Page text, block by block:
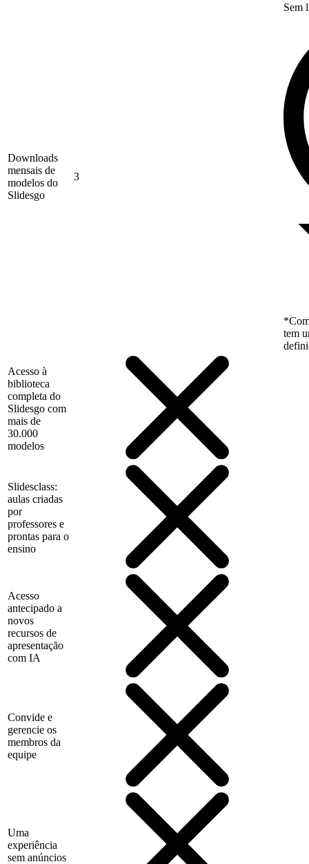
Downloads
mensais de
modelos do
Slidesgo
3
Sem
tem
Acesso à
biblioteca
completa do
Slidesgo com
mais de
30.000
modelos
Slidesclass:
aulas criadas
por
professores e
prontas para o
ensino
Acesso
antecipado a
novos
recursos de
apresentação
com IA
Convide e
gerencie os
membros da
equipe
Uma
experiência
sem anúncios